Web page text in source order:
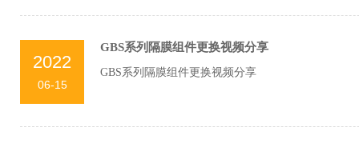
2022
06-15
GBS系列隔膜组件更换视频分享
GBS系列隔膜组件更换视频分享